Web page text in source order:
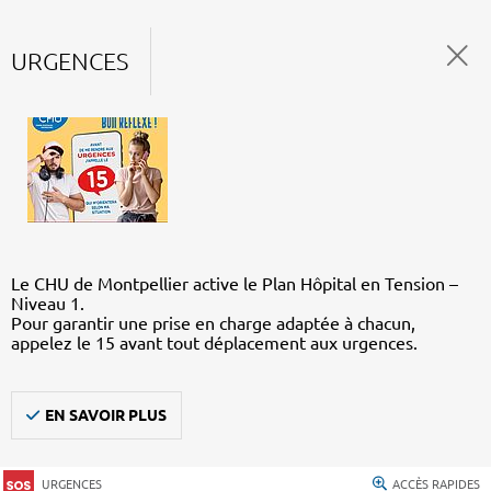
URGENCES
Le CHU de Montpellier active le Plan Hôpital en Tension –
Niveau 1.
Pour garantir une prise en charge adaptée à chacun,
appelez le 15 avant tout déplacement aux urgences.
EN SAVOIR PLUS
URGENCES ACCÈS RAPIDES